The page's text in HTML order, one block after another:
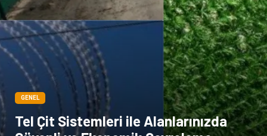
GENEL
Tel Çit Sistemleri ile Alanlarınızda